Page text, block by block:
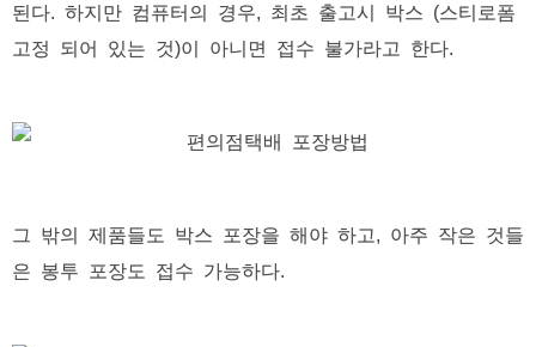
된다. 하지만 컴퓨터의 경우, 최초 출고시 박스 (스티로폼
고정 되어 있는 것)이 아니면 접수 불가라고 한다.
그 밖의 제품들도 박스 포장을 해야 하고, 아주 작은 것들
은 봉투 포장도 접수 가능하다.